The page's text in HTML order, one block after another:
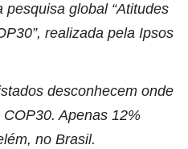
pesquisa global “Atitudes
realizada pela Ipsos
desconhecem onde
Apenas 12%
no Brasil.